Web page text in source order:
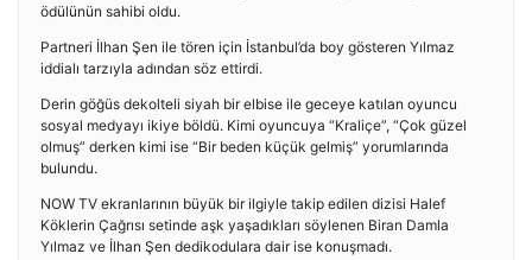
ödülünün sahibi oldu.
Partneri İlhan Şen ile tören için İstanbul’da boy gösteren Yılmaz
iddialı tarzıyla adından söz ettirdi.
Derin göğüs dekolteli siyah bir elbise ile geceye katılan oyuncu
sosyal medyayı ikiye böldü. Kimi oyuncuya “Kraliçe”, “Çok güzel
olmuş” derken kimi ise “Bir beden küçük gelmiş” yorumlarında
bulundu.
NOW TV ekranlarının büyük bir ilgiyle takip edilen dizisi Halef
Köklerin Çağrısı setinde aşk yaşadıkları söylenen Biran Damla
Yılmaz ve İlhan Şen dedikodulara dair ise konuşmadı.